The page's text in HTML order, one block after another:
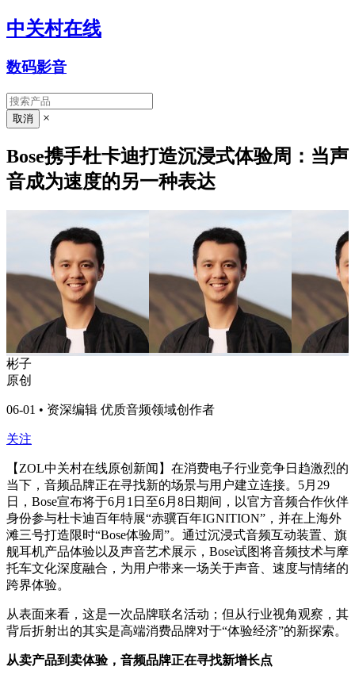
中关村在线
数码影音
×
Bose携手杜卡迪打造沉浸式体验周：当声
音成为速度的另一种表达
彬子
原创
06-01 • 资深编辑 优质音频领域创作者
关注
【ZOL中关村在线原创新闻】在消费电子行业竞争日趋激烈的
当下，音频品牌正在寻找新的场景与用户建立连接。5月29
日，Bose宣布将于6月1日至6月8日期间，以官方音频合作伙伴
身份参与杜卡迪百年特展“赤骥百年IGNITION”，并在上海外
滩三号打造限时“Bose体验周”。通过沉浸式音频互动装置、旗
舰耳机产品体验以及声音艺术展示，Bose试图将音频技术与摩
托车文化深度融合，为用户带来一场关于声音、速度与情绪的
跨界体验。
从表面来看，这是一次品牌联名活动；但从行业视角观察，其
背后折射出的其实是高端消费品牌对于“体验经济”的新探索。
从卖产品到卖体验，音频品牌正在寻找新增长点